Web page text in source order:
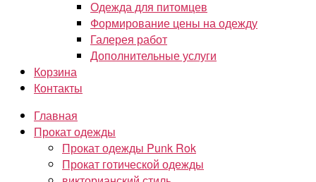
Одежда для питомцев
Формирование цены на одежду
Галерея работ
Дополнительные услуги
Корзина
Контакты
Главная
Прокат одежды
Прокат одежды Punk Rok
Прокат готической одежды